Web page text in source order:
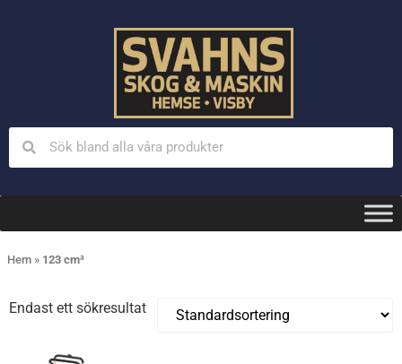
Hem » 123 cm³
Endast ett sökresultat